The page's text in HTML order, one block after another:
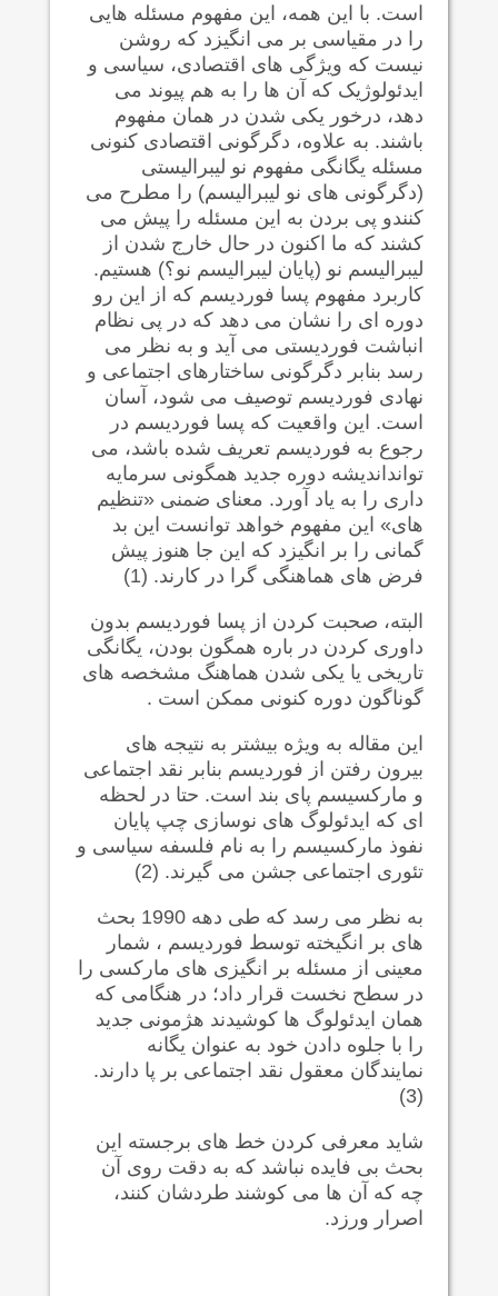
است. با این همه، این مفهوم مسئله هایی
را در مقیاسی بر می انگیزد که روشن
نیست که ویژگی های اقتصادی، سیاسی و
ایدئولوژیک که آن ها را به هم پیوند می
دهد، درخور یکی شدن در همان مفهوم
باشند. به علاوه، دگرگونی اقتصادی کنونی
مسئله یگانگی مفهوم نو لیبرالیستی
(دگرگونی های نو لیبرالیسم) را مطرح می
کنندو پی بردن به این مسئله را پیش می
کشند که ما اکنون در حال خارج شدن از
لیبرالیسم نو (پایان لیبرالیسم نو؟) هستیم.
کاربرد مفهوم پسا فوردیسم که از این رو
دوره ای را نشان می دهد که در پی نظام
انباشت فوردیستی می آید و به نظر می
رسد بنابر دگرگونی ساختارهای اجتماعی و
نهادی فوردیسم توصیف می شود، آسان
است. این واقعیت که پسا فوردیسم در
رجوع به فوردیسم تعریف شده باشد، می
توانداندیشه دوره جدید همگونی سرمایه
داری را به یاد آورد. معنای ضمنی «تنظیم
های» این مفهوم خواهد توانست این بد
گمانی را بر انگیزد که این جا هنوز پیش
فرض های هماهنگی گرا در کارند. (1)
البته، صحبت کردن از پسا فوردیسم بدون
داوری کردن در باره همگون بودن، یگانگی
تاریخی یا یکی شدن هماهنگ مشخصه های
گوناگون دوره کنونی ممکن است .
این مقاله به ویژه بیشتر به نتیجه های
بیرون رفتن از فوردیسم بنابر نقد اجتماعی
و مارکسیسم پای بند است. حتا در لحظه
ای که ایدئولوگ های نوسازی چپ پایان
نفوذ مارکسیسم را به نام فلسفه سیاسی و
تئوری اجتماعی جشن می گیرند. (2)
به نظر می رسد که طی دهه 1990 بحث
های بر انگیخته توسط فوردیسم ، شمار
معینی از مسئله بر انگیزی های مارکسی را
در سطح نخست قرار داد؛ در هنگامی که
همان ایدئولوگ ها کوشیدند هژمونی جدید
را با جلوه دادن خود به عنوان یگانه
نمایندگان معقول نقد اجتماعی بر پا دارند.
(3)
شاید معرفی کردن خط های برجسته این
بحث بی فایده نباشد که به دقت روی آن
چه که آن ها می کوشند طردشان کنند،
اصرار ورزد.